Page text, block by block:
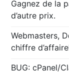
Gagnez de la
d’autre prix.
Webmasters,
chiffre
BUG: cPanel/